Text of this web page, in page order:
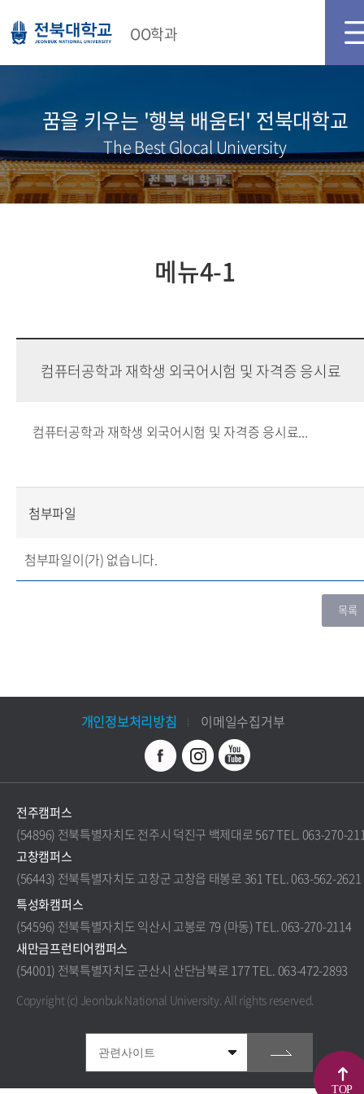
OO학과
꿈을 키우는 '행복 배움터' 전북대학교
The Best Glocal University
메뉴4-1
컴퓨터공학과 재학생 외국어시험 및 자격증 응시료
컴퓨터공학과 재학생 외국어시험 및 자격증 응시료...
첨부파일
첨부파일이(가) 없습니다.
개인정보처리방침 이메일수집거부
전주캠퍼스
(54896) 전북특별자치도 전주시 덕진구 백제대로 567 TEL. 063-270-
고창캠퍼스
(56443) 전북특별자치도 고창군 고창읍 태봉로 361 TEL. 063-562-2621
특성화캠퍼스
(54596) 전북특별자치도 익산시 고봉로 79 (마동) TEL. 063-270-2114
새만금프런티어캠퍼스
(54001) 전북특별자치도 군산시 산단남북로 177 TEL. 063-472-2893
Copyright (c) Jeonbuk National University.All rights reserved.
TOP